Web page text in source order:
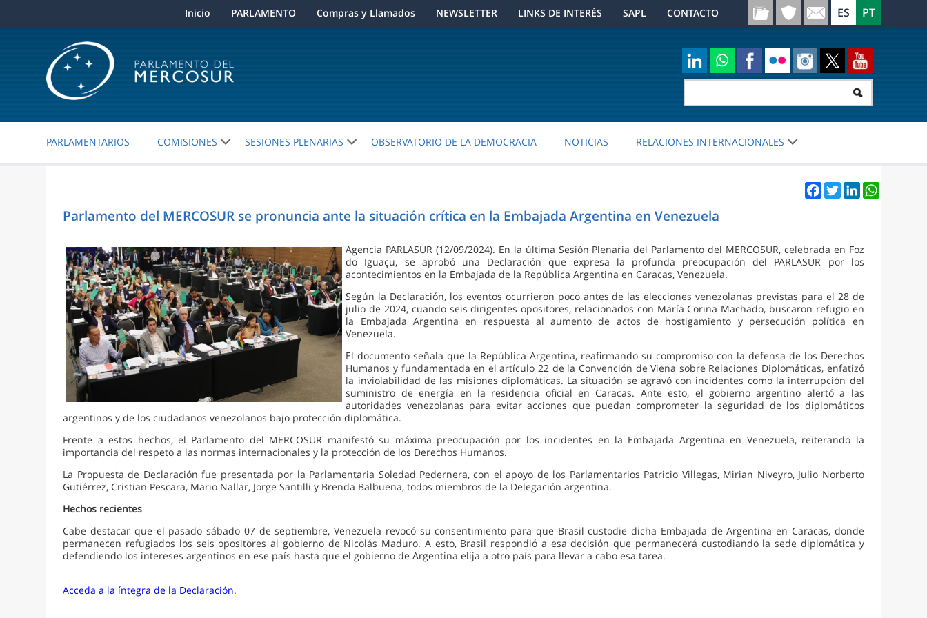
Inicio PARLAMENTO Compras y Llamados NEWSLETTER LINKS DE INTERÉS SAPL CONTACTO
PARLAMENTARIOS COMISIONES SESIONES PLENARIAS OBSERVATORIO DE LA DEMOCRACIA NOTICIAS RELACIONES INTERNACIONALES
Facebook
TwitterLinkedInWhatsApp
Parlamento del MERCOSUR se pronuncia ante la situación crítica en la Embajada Argentina en Venezuela
Agencia PARLASUR (12/09/2024). En la última Sesión Plenaria del Parlamento del MERCOSUR, celebrada en Foz
do Iguaçu, se aprobó una Declaración que expresa la profunda preocupación del PARLASUR por los
acontecimientos en la Embajada de la República Argentina en Caracas, Venezuela.
Según la Declaración, los eventos ocurrieron poco antes de las elecciones venezolanas previstas para el 28 de
julio de 2024, cuando seis dirigentes opositores, relacionados con María Corina Machado, buscaron refugio en
la Embajada Argentina en respuesta al aumento de actos de hostigamiento y persecución política en
Venezuela.
El documento señala que la República Argentina, reafirmando su compromiso con la defensa de los Derechos
Humanos y fundamentada en el artículo 22 de la Convención de Viena sobre Relaciones Diplomáticas, enfatizó
la inviolabilidad de las misiones diplomáticas. La situación se agravó con incidentes como la interrupción del
suministro de energía en la residencia oficial en Caracas. Ante esto, el gobierno argentino alertó a las
autoridades venezolanas para evitar acciones que puedan comprometer la seguridad de los diplomáticos
argentinos y de los ciudadanos venezolanos bajo protección diplomática.
Frente a estos hechos, el Parlamento del MERCOSUR manifestó su máxima preocupación por los incidentes en la Embajada Argentina en Venezuela, reiterando la
importancia del respeto a las normas internacionales y la protección de los Derechos Humanos.
La Propuesta de Declaración fue presentada por la Parlamentaria Soledad Pedernera, con el apoyo de los Parlamentarios Patricio Villegas, Mirian Niveyro, Julio Norberto
Gutiérrez, Cristian Pescara, Mario Nallar, Jorge Santilli y Brenda Balbuena, todos miembros de la Delegación argentina.
Hechos recientes
Cabe destacar que el pasado sábado 07 de septiembre, Venezuela revocó su consentimiento para que Brasil custodie dicha Embajada de Argentina en Caracas, donde
permanecen refugiados los seis opositores al gobierno de Nicolás Maduro. A esto, Brasil respondió a esa decisión que permanecerá custodiando la sede diplomática y
defendiendo los intereses argentinos en ese país hasta que el gobierno de Argentina elija a otro país para llevar a cabo esa tarea.
Acceda a la íntegra de la Declaración.